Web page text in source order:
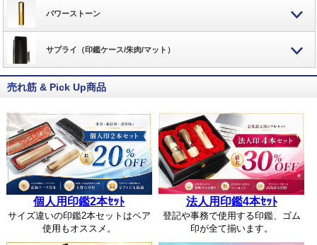
パワーストーン
サプライ（印鑑ケース/朱肉/マット）
売れ筋 & Pick Up商品
個人用印鑑2本ｾｯﾄ
サイズ違いの印鑑2本セットはペア
使用もオススメ。
法人用印鑑4本ｾｯﾄ
登記や事務で使用する印鑑、ゴム
印が全て揃います。